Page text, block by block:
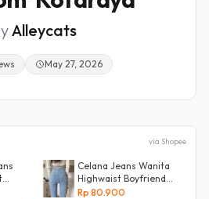
Alleycats
May 27, 2026
via Shopee
Celana Jeans Wanita
Highwaist Boyfriend
Silang Belakang
Rp 80.900